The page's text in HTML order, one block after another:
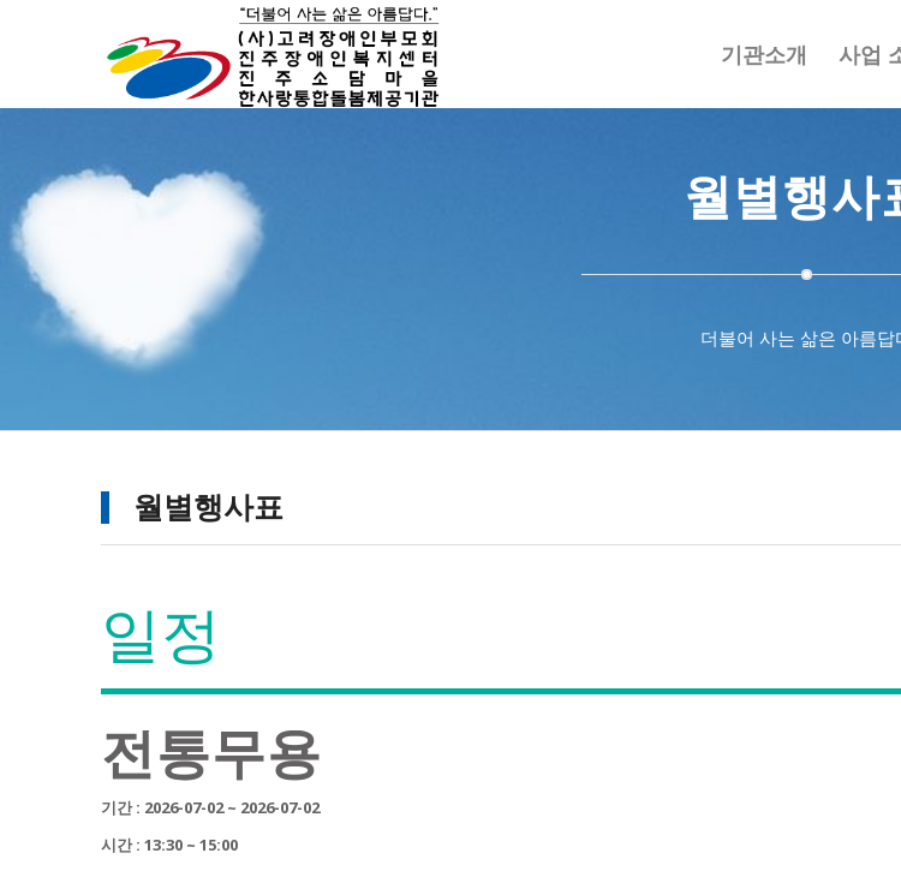
기관소개 사업
월별행사
더불어 사는 삶은 아름답
월별행사표
일정
전통무용
기간 : 2026-07-02 ~ 2026-07-02
시간 : 13:30 ~ 15:00